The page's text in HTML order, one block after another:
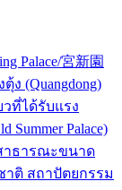
Palace/宮新園
ง (Quangdong)
ที่ได้รับแรง
Palace)
าธารณะขนาด
ติ สถาปัตยกรรม